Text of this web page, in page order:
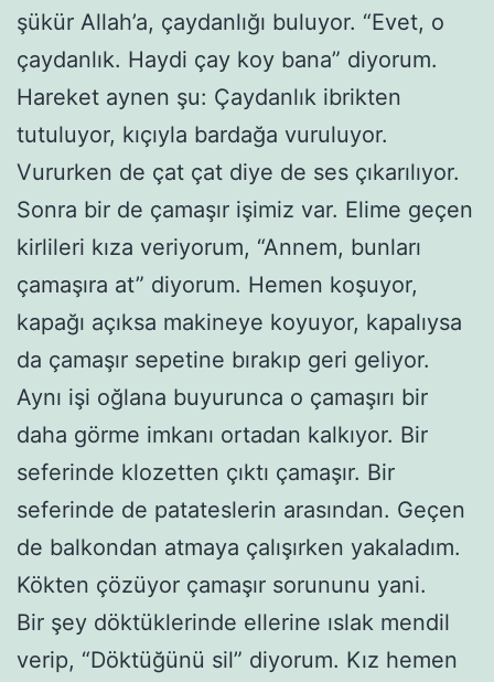
şükür Allah’a, çaydanlığı buluyor. “Evet, o
çaydanlık. Haydi çay koy bana” diyorum.
Hareket aynen şu: Çaydanlık ibrikten
tutuluyor, kıçıyla bardağa vuruluyor.
Vururken de çat çat diye de ses çıkarılıyor.
Sonra bir de çamaşır işimiz var. Elime geçen
kirlileri kıza veriyorum, “Annem, bunları
çamaşıra at” diyorum. Hemen koşuyor,
kapağı açıksa makineye koyuyor, kapalıysa
da çamaşır sepetine bırakıp geri geliyor.
Aynı işi oğlana buyurunca o çamaşırı bir
daha görme imkanı ortadan kalkıyor. Bir
seferinde klozetten çıktı çamaşır. Bir
seferinde de patateslerin arasından. Geçen
de balkondan atmaya çalışırken yakaladım.
Kökten çözüyor çamaşır sorununu yani.
Bir şey döktüklerinde ellerine ıslak mendil
verip, “Döktüğünü sil” diyorum. Kız hemen